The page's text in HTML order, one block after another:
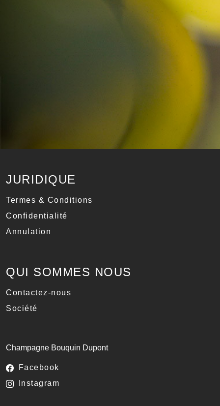
JURIDIQUE
Termes & Conditions
Confidentialité
Annulation
QUI SOMMES NOUS
Contactez-nous
Société
Champagne Bouquin Dupont
Facebook
Instagram